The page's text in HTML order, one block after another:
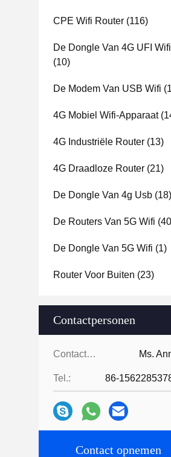
CPE Wifi Router (116)
De Dongle Van 4G UFI Wifi
(10)
De Modem Van USB Wifi
4G Mobiel Wifi-Apparaat
4G Industriële Router (13)
4G Draadloze Router (21)
De Dongle Van 4g Usb (18)
De Routers Van 5G Wifi
De Dongle Van 5G Wifi (1)
Router Voor Buiten (23)
Contactpersonen
Contactpersonen: Ms.
Tel.: 86-
Contact opnemen